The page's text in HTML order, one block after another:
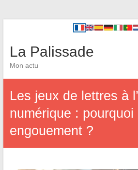
La Palissade
Mon actu
Les jeux de lettres à
numérique : pourquoi
engouement ?